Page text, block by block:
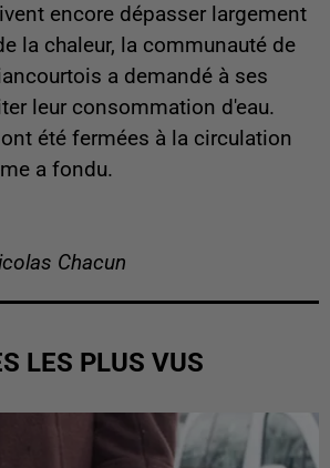
encore dépasser largement
la chaleur, la communauté de
a demandé à ses
leur consommation d'eau.
été fermées à la circulation
a fondu.
Chacun
LES PLUS VUS